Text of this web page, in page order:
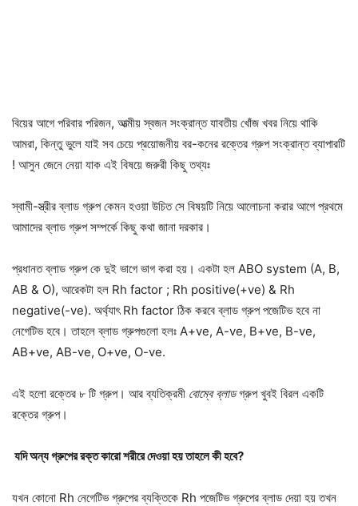
বিয়ের আগে পরিবার পরিজন, আত্মীয় স্বজন সংক্রান্ত যাবতীয় খোঁজ খবর নিয়ে থাকি
আমরা, কিন্তু ভুলে যাই সব চেয়ে প্রয়োজনীয় বর-কনের রক্তের গ্রুপ সংক্রান্ত ব্যাপারটি
! আসুন জেনে নেয়া যাক এই বিষয়ে জরুরী কিছু তথ্যঃ
স্বামী-স্ত্রীর ব্লাড গ্রুপ কেমন হওয়া উচিত সে বিষয়টি নিয়ে আলোচনা করার আগে প্রথমে
আমাদের ব্লাড গ্রুপ সম্পর্কে কিছু কথা জানা দরকার।
প্রধানত ব্লাড গ্রুপ কে দুই ভাগে ভাগ করা হয়। একটা হল ABO system (A, B,
AB & O), আরেকটা হল Rh factor ; Rh positive(+ve) & Rh
negative(-ve). অর্থ্যাৎ Rh factor ঠিক করবে ব্লাড গ্রুপ পজেটিভ হবে না
নেগেটিভ হবে। তাহলে ব্লাড গ্রুপগুলো হলঃ A+ve, A-ve, B+ve, B-ve,
AB+ve, AB-ve, O+ve, O-ve.
এই হলো রক্তের ৮ টি গ্রুপ। আর ব্যতিক্রমী বোম্বে ব্লাডগ্রুপ খুবই বিরল একটি
রক্তের গ্রুপ।
যদি অন্য গ্রুপের রক্ত কারো শরীরে দেওয়া হয় তাহলে কী হবে?
যখন কোনো Rh নেগেটিভ গ্রুপের ব্যক্তিকে Rh পজেটিভ গ্রুপের ব্লাড দেয়া হয় তখন